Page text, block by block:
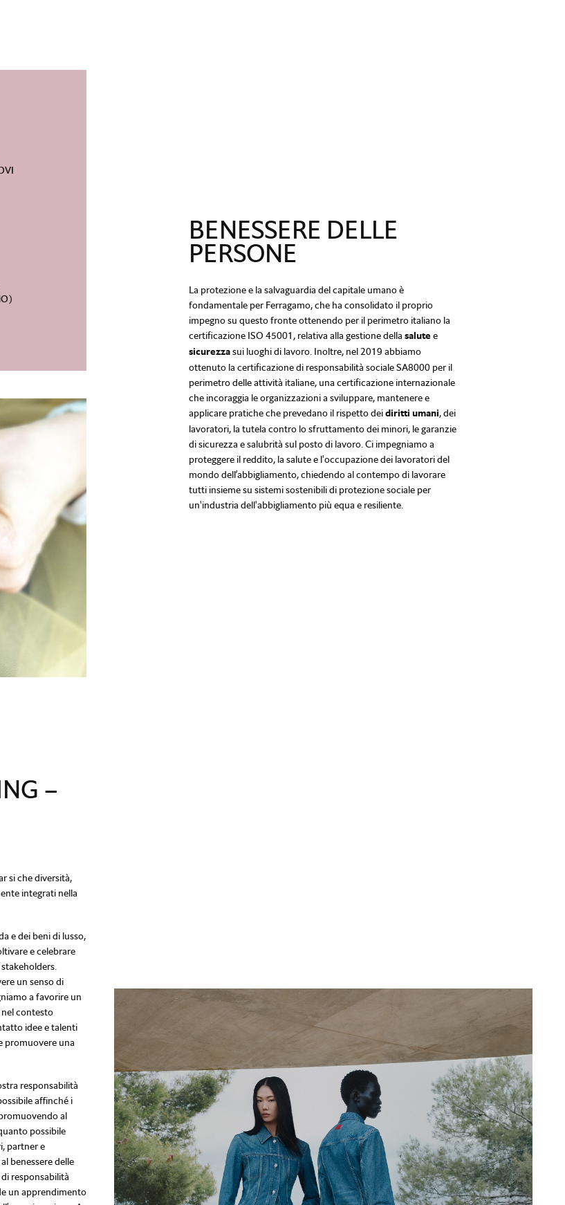
BENESSERE DELLE
PERSONE
La protezione e la salvaguardia del capitale umano è
fondamentale per Ferragamo, che ha consolidato il proprio
impegno su questo fronte ottenendo per il perimetro italiano la
certificazione ISO 45001, relativa alla gestione della salute e
sicurezzasui luoghi di lavoro. Inoltre, nel 2019 abbiamo
ottenuto la certificazione di responsabilità sociale SA8000 per il
perimetro delle attività italiane, una certificazione internazionale
che incoraggia le organizzazioni a sviluppare, mantenere e
applicare pratiche che prevedano il rispetto deidiritti umani, dei
lavoratori, la tutela contro lo sfruttamento dei minori, le garanzie
di sicurezza e salubrità sul posto di lavoro. Ci impegniamo a
proteggere il reddito, la salute e l'occupazione dei lavoratori del
mondo dell’abbigliamento, chiedendo al contempo di lavorare
tutti insieme su sistemi sostenibili di protezione sociale per
un'industria dell'abbigliamento più equa e resiliente.
–
si che diversità,
integrati nella
e dei beni di lusso,
e celebrare
un senso di
a favorire un
contesto
idee e talenti
promuovere una
responsabilità
affinché i
al
possibile
partner e
benessere delle
responsabilità
un apprendimento